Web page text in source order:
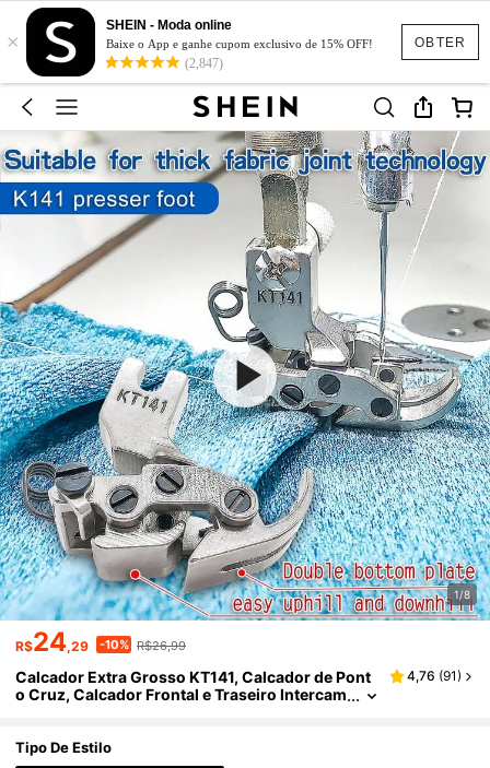
OBTER
×
SHEIN - Moda online
Baixe o App e ganhe cupom exclusivo de 15% OFF!
(2,847)
1/8
R$24,29 -10% R$26,99
Calcador Extra Grosso KT141, Calcador de Pont
o Cruz, Calcador Frontal e Traseiro Intercam
4,76 (91)
Tipo De Estilo